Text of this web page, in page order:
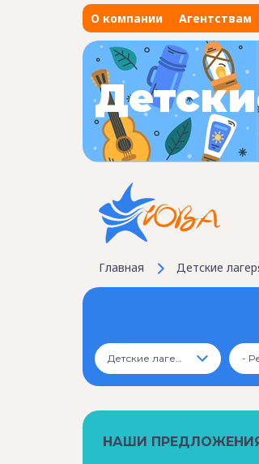
О компании Агентствам
Главная Детские
Детские лагеря -
НАШИ